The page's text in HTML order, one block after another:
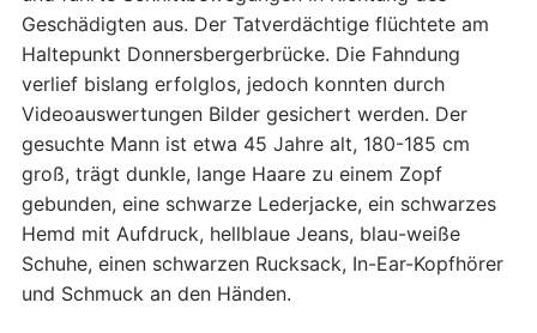
Geschädigten aus. Der Tatverdächtige flüchtete am
Haltepunkt Donnersbergerbrücke. Die Fahndung
verlief bislang erfolglos, jedoch konnten durch
Videoauswertungen Bilder gesichert werden. Der
gesuchte Mann ist etwa 45 Jahre alt, 180-185 cm
groß, trägt dunkle, lange Haare zu einem Zopf
gebunden, eine schwarze Lederjacke, ein schwarzes
Hemd mit Aufdruck, hellblaue Jeans, blau-weiße
Schuhe, einen schwarzen Rucksack, In-Ear-Kopfhörer
und Schmuck an den Händen.